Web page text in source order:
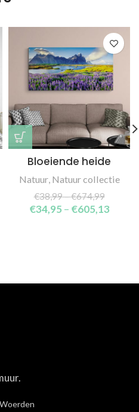
Bloeiende heide
Natuur, Natuur collectie
€38,99–€674,99
€34,95 – €605,13